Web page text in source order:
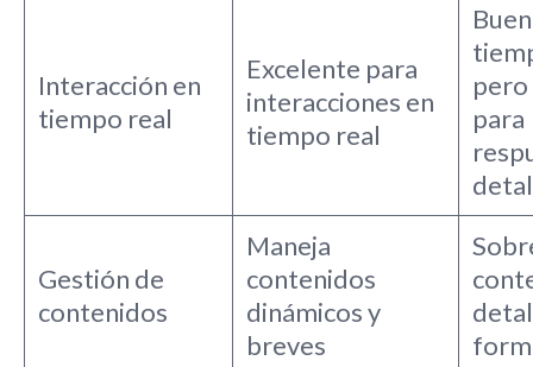
Interacción en
tiempo real
Excelente para
interacciones en
tiempo real
para
Gestión de
contenidos
Maneja
contenidos
dinámicos y
breves